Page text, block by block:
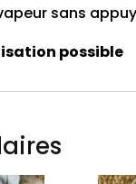
sans
possible